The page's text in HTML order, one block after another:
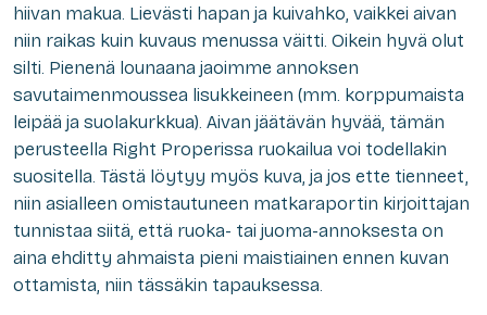
hiivan makua. Lievästi hapan ja kuivahko, vaikkei aivan
niin raikas kuin kuvaus menussa väitti. Oikein hyvä olut
silti. Pienenä lounaana jaoimme annoksen
savutaimenmoussea lisukkeineen (mm. korppumaista
leipää ja suolakurkkua). Aivan jäätävän hyvää, tämän
perusteella Right Properissa ruokailua voi todellakin
suositella. Tästä löytyy myös kuva, ja jos ette tienneet,
niin asialleen omistautuneen matkaraportin kirjoittajan
tunnistaa siitä, että ruoka- tai juoma-annoksesta on
aina ehditty ahmaista pieni maistiainen ennen kuvan
ottamista, niin tässäkin tapauksessa.